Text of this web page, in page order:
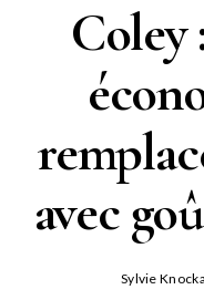
Coley
avec
Sylvie